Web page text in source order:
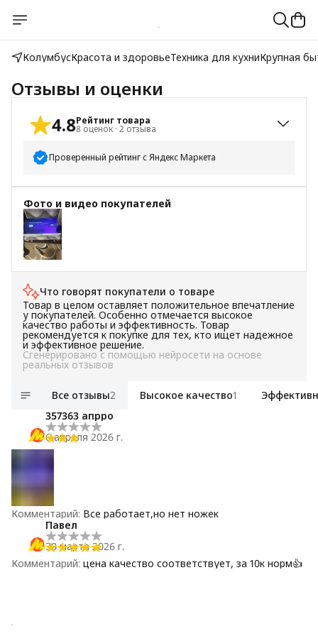
КолумбусКрасота и здоровьеТехника для кухниКрупная
Отзывы и оценки
4.8Рейтинг товара
8 оценок · 2 отзыва
Проверенный рейтинг с Яндекс Маркета
5 звёзд
7
4 звезды
3 звезды
2 звезды
1 звезда
Фото и видео покупателей
Что говорят покупатели о товаре
Товар в целом оставляет положительное впечатление
у покупателей. Особенно отмечается высокое
качество работы и эффективность. Товар
рекомендуется к покупке для тех, кто ищет надежное
и эффективное решение.
Сгенерировано с помощью нейросети на основе
реальных отзывов
Все отзывы2 Высокое качество1
357363 апрро
6 апреля 2026 г.
Комментарий: Все работает,но нет ножек
Павел
30 марта 2026 г.
Комментарий: цена качество соответствует, за 10к норм👍